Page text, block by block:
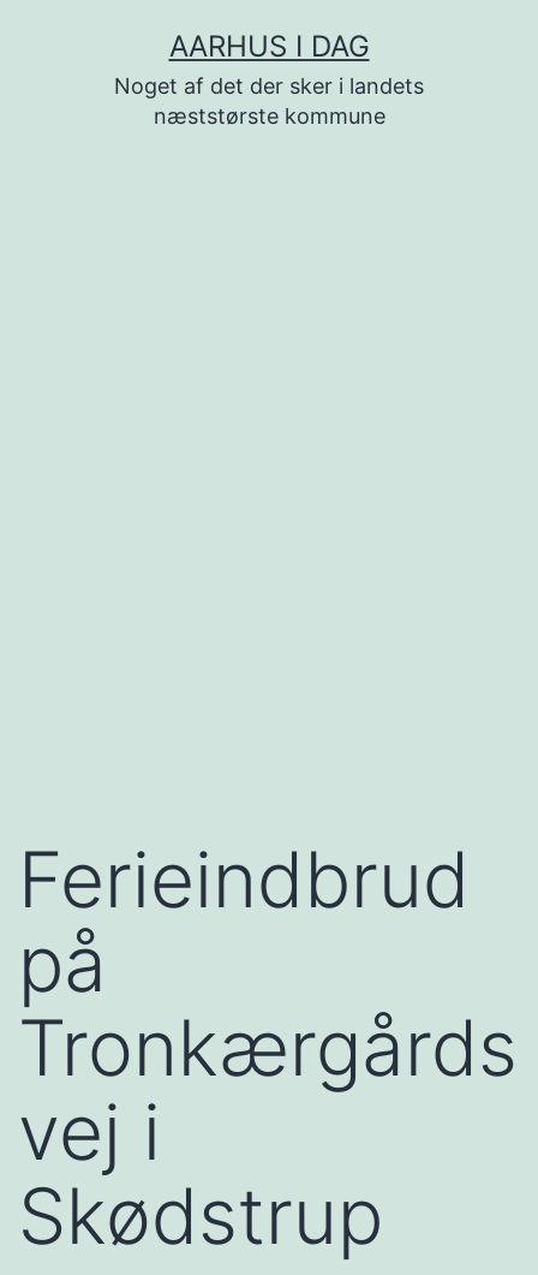
AARHUS I DAG
Noget af det der sker i landets
næststørste kommune
Ferieindbrud
på
Tronkærgårds
vej i
Skødstrup